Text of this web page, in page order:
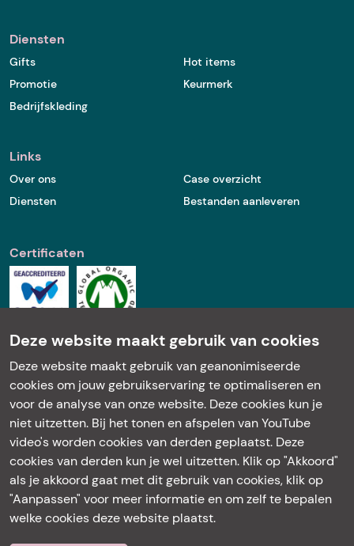
Deze website maakt gebruik van cookies
Deze website maakt gebruik van geanonimiseerde
cookies om jouw gebruikservaring te optimaliseren en
voor de analyse van onze website. Deze cookies kun je
niet uitzetten. Bij het tonen en afspelen van YouTube
video's worden cookies van derden geplaatst. Deze
cookies van derden kun je wel uitzetten. Klik op "Akkoord"
als je akkoord gaat met dit gebruik van cookies, klik op
"Aanpassen" voor meer informatie en om zelf te bepalen
welke cookies deze website plaatst.
Diensten
Gifts
Promotie
Bedrijfskleding
Hot items
Keurmerk
Links
Over ons
Diensten
Case overzicht
Bestanden aanleveren
Certificaten
Kantoor | Showroom
Markt 32 A
5521 AN Eersel
Maandag t/m donderdag
van 08:30 tot 17:00u
Vrijdag van 08:30 tot 16:30u
Keurmerk
Contact